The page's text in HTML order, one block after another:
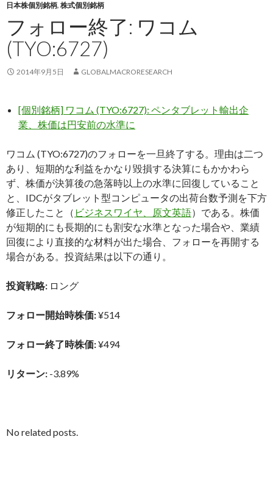
日本株個別銘柄, 株式個別銘柄
フォロー終了: ワコム
(TYO:6727)
2014年9月5日 GLOBALMACRORESEARCH
[個別銘柄] ワコム (TYO:6727): ペンタブレット輸出企
業、株価は円安前の水準に
ワコム (TYO:6727)のフォローを一旦終了する。理由は二つ
あり、短期的な利益をかなり毀損する決算にもかかわら
ず、株価が決算後の急落時以上の水準に回復していること
と、IDCがタブレット型コンピュータの出荷台数予測を下方
修正したこと（ ビジネスワイヤ、原文英語）である。株価
が短期的にも長期的にも割安な水準となった場合や、業績
回復により直接的な材料が出た場合、フォローを再開する
場合がある。投資結果は以下の通り。
投資戦略: ロング
フォロー開始時株価:¥514
フォロー終了時株価:¥494
リターン: -3.89%
No related posts.